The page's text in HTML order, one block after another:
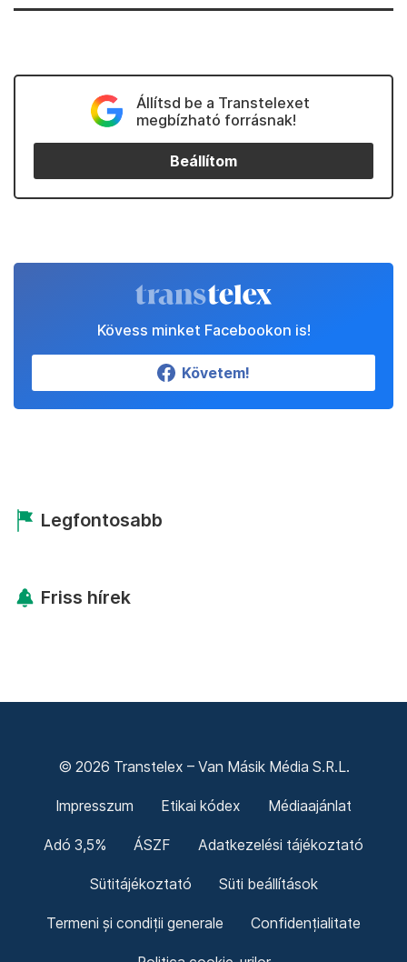
Állítsd be a Transtelexet
megbízható forrásnak!
Beállítom
Kövess minket Facebookon is!
Követem!
Legfontosabb
Friss hírek
© 2026 Transtelex – Van Másik Média S.R.L.
Impresszum Etikai kódex Médiaajánlat
Adó 3,5% ÁSZF Adatkezelési tájékoztató
Sütitájékoztató Süti beállítások
Termeni și condiții generale Confidențialitate